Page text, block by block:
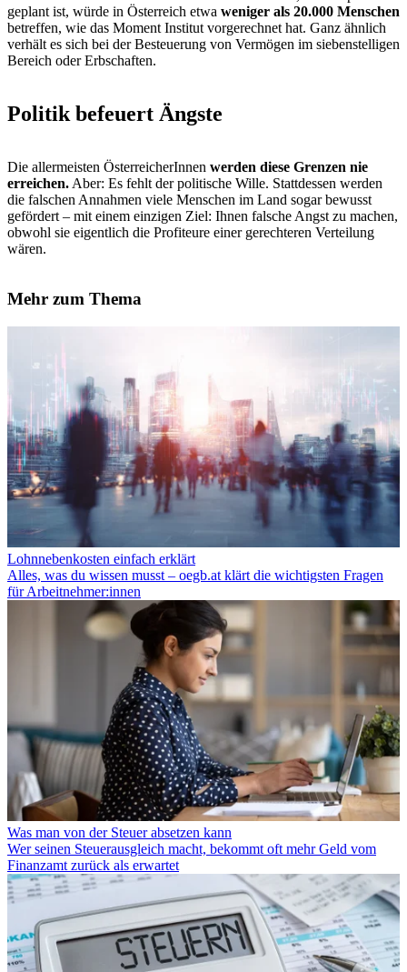
geplant ist, würde in Österreich etwa weniger als 20.000 Menschen
betreffen, wie das Moment Institut vorgerechnet hat. Ganz ähnlich
verhält es sich bei der Besteuerung von Vermögen im siebenstelligen
Bereich oder Erbschaften.
Politik befeuert Ängste
Die allermeisten ÖsterreicherInnen werden diese Grenzen nie
erreichen. Aber: Es fehlt der politische Wille. Stattdessen werden
die falschen Annahmen viele Menschen im Land sogar bewusst
gefördert – mit einem einzigen Ziel: Ihnen falsche Angst zu machen,
obwohl sie eigentlich die Profiteure einer gerechteren Verteilung
wären.
Mehr zum Thema
Lohnnebenkosten einfach erklärt
Alles, was du wissen musst – oegb.at klärt die wichtigsten Fragen
für Arbeitnehmer:innen
Was man von der Steuer absetzen kann
Wer seinen Steuerausgleich macht, bekommt oft mehr Geld vom
Finanzamt zurück als erwartet